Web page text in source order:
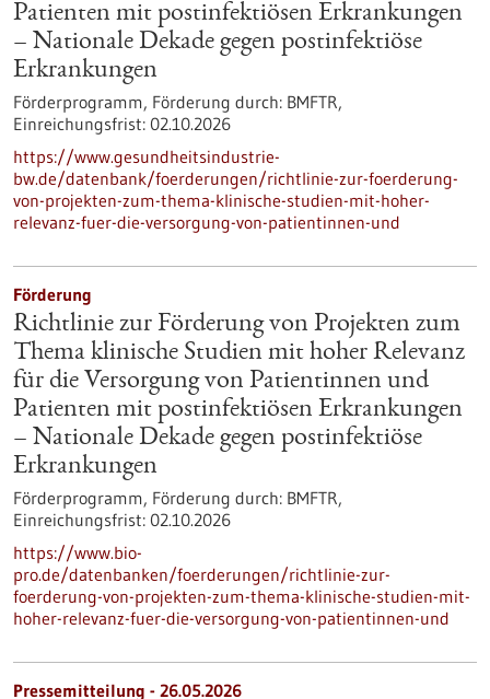
Patienten mit postinfektiösen Erkrankungen
– Nationale Dekade gegen postinfektiöse
Erkrankungen
Förderprogramm, Förderung durch: BMFTR,
Einreichungsfrist: 02.10.2026
https://www.gesundheitsindustrie-
bw.de/datenbank/foerderungen/richtlinie-zur-foerderung-
von-projekten-zum-thema-klinische-studien-mit-hoher-
relevanz-fuer-die-versorgung-von-patientinnen-und
Förderung
Richtlinie zur Förderung von Projekten zum
Thema klinische Studien mit hoher Relevanz
für die Versorgung von Patientinnen und
Patienten mit postinfektiösen Erkrankungen
– Nationale Dekade gegen postinfektiöse
Erkrankungen
Förderprogramm, Förderung durch: BMFTR,
Einreichungsfrist: 02.10.2026
https://www.bio-
pro.de/datenbanken/foerderungen/richtlinie-zur-
foerderung-von-projekten-zum-thema-klinische-studien-mit-
hoher-relevanz-fuer-die-versorgung-von-patientinnen-und
Pressemitteilung - 26.05.2026